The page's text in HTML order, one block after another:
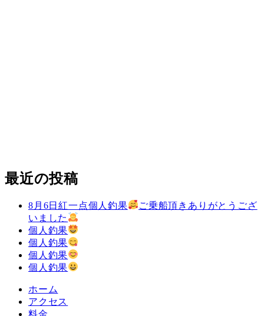
最近の投稿
8月6日紅一点個人釣果
ご乗船頂きありがとうござ
いました
個人釣果
個人釣果
個人釣果
個人釣果
ホーム
アクセス
料金